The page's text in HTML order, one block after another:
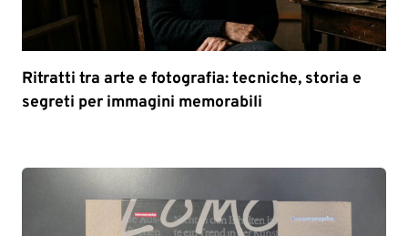
Ritratti tra arte e fotografia: tecniche, storia e
segreti per immagini memorabili